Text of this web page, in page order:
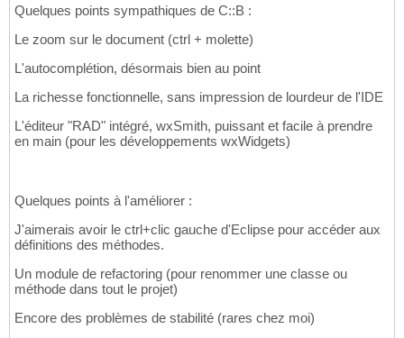
Quelques points sympathiques de C::B :
Le zoom sur le document (ctrl + molette)
L'autocomplétion, désormais bien au point
La richesse fonctionnelle, sans impression de lourdeur de l'IDE
L'éditeur "RAD" intégré, wxSmith, puissant et facile à prendre
en main (pour les développements wxWidgets)
Quelques points à l'améliorer :
J'aimerais avoir le ctrl+clic gauche d'Eclipse pour accéder aux
définitions des méthodes.
Un module de refactoring (pour renommer une classe ou
méthode dans tout le projet)
Encore des problèmes de stabilité (rares chez moi)